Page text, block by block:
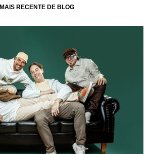
MAIS RECENTE DE BLOG